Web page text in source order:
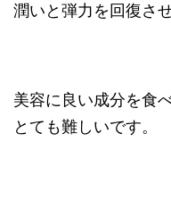
潤いと弾力を回復させ
美容に良い成分を食
とても難しいです。